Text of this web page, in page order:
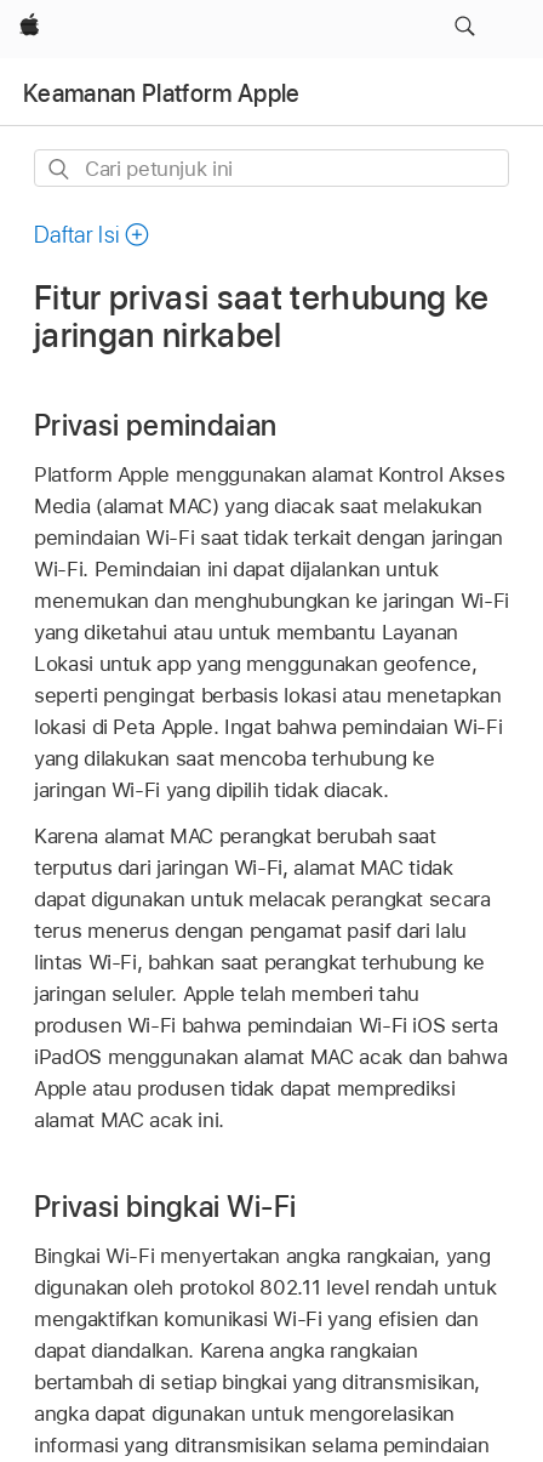
Apple
Keamanan Platform Apple
Cari
ini
Daftar Isi
Fitur privasi saat terhubung ke
jaringan nirkabel
Privasi pemindaian
Platform Apple menggunakan alamat Kontrol Akses
Media (alamat MAC) yang diacak saat melakukan
pemindaianWi-Fi saat tidak terkait dengan jaringan
Wi-Fi. Pemindaian ini dapat dijalankan untuk
menemukan dan menghubungkan ke jaringan Wi-Fi
yang diketahui atau untuk membantu Layanan
Lokasi untuk app yang menggunakan geofence,
seperti pengingat berbasis lokasi atau menetapkan
lokasi di Peta Apple. Ingat bahwa pemindaian Wi-Fi
yang dilakukan saat mencoba terhubung ke
jaringan Wi-Fi yang dipilih tidak diacak.
Karena alamat MAC perangkat berubah saat
terputus dari jaringan Wi-Fi, alamat MAC tidak
dapat digunakan untuk melacak perangkat secara
terus menerus dengan pengamat pasif dari lalu
lintas Wi-Fi, bahkan saat perangkat terhubung ke
jaringan seluler. Apple telah memberi tahu
produsen Wi-Fi bahwa pemindaian Wi-Fi iOS serta
iPadOS menggunakan alamat MAC acak dan bahwa
Apple atau produsen tidak dapat memprediksi
alamat MAC acak ini.
Privasi bingkai Wi-Fi
BingkaiWi-Fi menyertakan angka rangkaian, yang
digunakan oleh protokol 802.11 level rendah untuk
mengaktifkan komunikasiWi-Fi yang efisien dan
dapat diandalkan. Karena angka rangkaian
bertambah di setiap bingkai yang ditransmisikan,
angka dapat digunakan untuk mengorelasikan
informasi yang ditransmisikan selama pemindaian